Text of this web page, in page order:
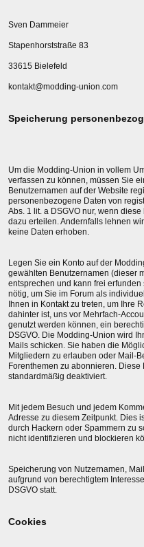
Sven Dammeier
Stapenhorststraße 83
33615 Bielefeld
kontakt@modding-union.com
Speicherung
Um die Modding-Union in vollem
verfassen zu können, müssen Sie
Benutzernamen auf der Website
personenbezogene Daten von
Abs. 1 lit. a DSGVO nur, wenn
dazu erteilen. Andernfalls lehnen
keine Daten erhoben.
Legen Sie ein Konto auf der
gewählten Benutzernamen (dieser
entsprechen und kann frei
nötig, um Sie im Forum als
Ihnen in Kontakt zu treten, um Ihre
dahinter ist, uns vor Mehrfach-
genutzt werden können, ein
DSGVO. Die Modding-Union wird
Mails schicken. Sie haben die
Mitgliedern zu erlauben oder Mail-
Forenthemen zu abonnieren.
standardmäßig deaktiviert.
Mit jedem Besuch und jedem
Adresse zu diesem Zeitpunkt. Dies
durch Hackern oder Spammern zu
nicht identifizieren und blockieren
Speicherung von Nutzernamen,
aufgrund von berechtigtem
DSGVO statt.
Cookies